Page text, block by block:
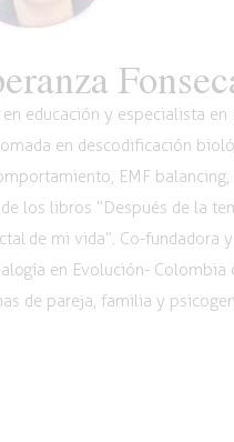
educación y especialista en
en descodificación
EMF balancing,
los libros “Después de la
de mi vida”. Co-fundadora
en Evolución- Colombia
de pareja, familia y